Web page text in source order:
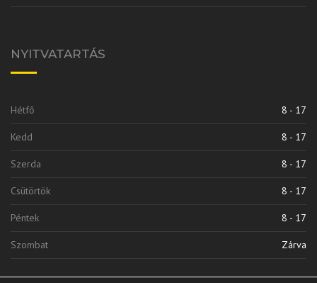
NYITVATARTÁS
Hétfő 8 - 17
Kedd 8 - 17
Szerda 8 - 17
Csütörtök 8 - 17
Péntek 8 - 17
Szombat Zárva